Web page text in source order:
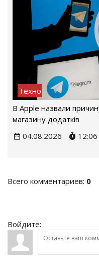
Техно
В Apple назвали
магазину додатків
04.08.2026
12:06
Всего комментариев: 0
Войдите: